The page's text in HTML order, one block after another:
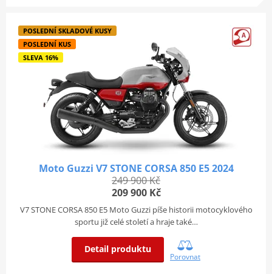
POSLEDNÍ SKLADOVÉ KUSY
POSLEDNÍ KUS
SLEVA 16%
Moto Guzzi V7 STONE CORSA 850 E5 2024
249 900 Kč
209 900 Kč
V7 STONE CORSA 850 E5 Moto Guzzi píše historii motocyklového
sportu již celé století a hraje také…
Detail produktu
Porovnat